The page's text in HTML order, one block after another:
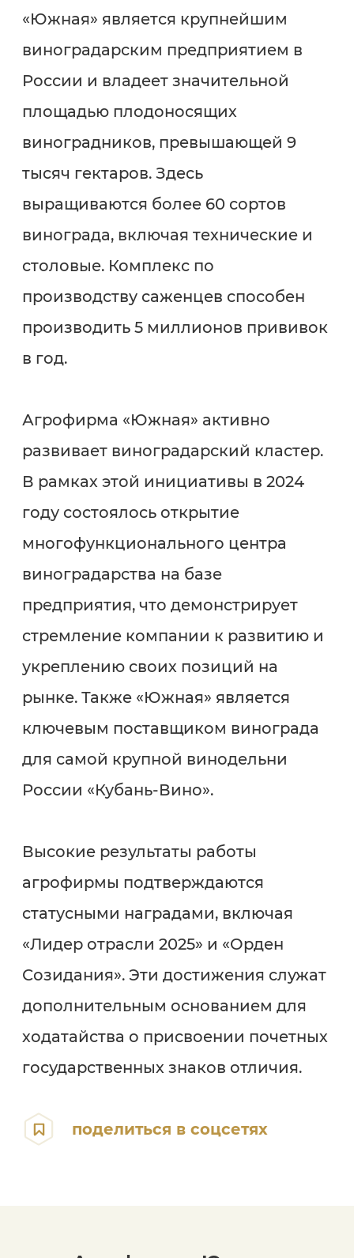
«Южная» является крупнейшим
виноградарским предприятием в
России и владеет значительной
площадью плодоносящих
виноградников, превышающей 9
тысяч гектаров. Здесь
выращиваются более 60 сортов
винограда, включая технические и
столовые. Комплекс по
производству саженцев способен
производить 5 миллионов прививок
в год.
Агрофирма «Южная» активно
развивает виноградарский кластер.
В рамках этой инициативы в 2024
году состоялось открытие
многофункционального центра
виноградарства на базе
предприятия, что демонстрирует
стремление компании к развитию и
укреплению своих позиций на
рынке. Также «Южная» является
ключевым поставщиком винограда
для самой крупной винодельни
России «Кубань-Вино».
Высокие результаты работы
агрофирмы подтверждаются
статусными наградами, включая
«Лидер отрасли 2025» и «Орден
Созидания». Эти достижения служат
дополнительным основанием для
ходатайства о присвоении почетных
государственных знаков отличия.
поделиться в соцсетях